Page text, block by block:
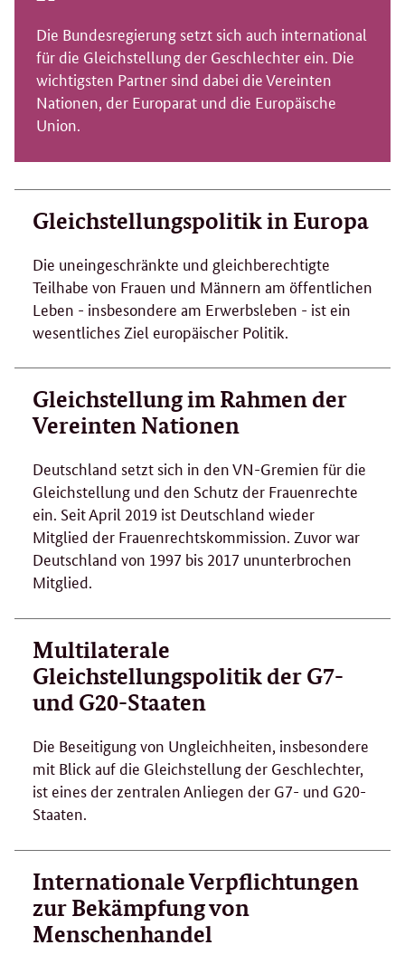
Die Bundesregierung setzt sich auch international
für die Gleichstellung der Geschlechter ein. Die
wichtigsten Partner sind dabei die Vereinten
Nationen, der Europarat und die Europäische
Union.
Gleichstellungspolitik in Europa
Die uneingeschränkte und gleichberechtigte
Teilhabe von Frauen und Männern am öffentlichen
Leben - insbesondere am Erwerbsleben - ist ein
wesentliches Ziel europäischer Politik.
Gleichstellung im Rahmen der
Vereinten Nationen
Deutschland setzt sich in den VN-Gremien für die
Gleichstellung und den Schutz der Frauenrechte
ein. Seit April 2019 ist Deutschland wieder
Mitglied der Frauenrechtskommission. Zuvor war
Deutschland von 1997 bis 2017 ununterbrochen
Mitglied.
Multilaterale
Gleichstellungspolitik der G7-
und G20-Staaten
Die Beseitigung von Ungleichheiten, insbesondere
mit Blick auf die Gleichstellung der Geschlechter,
ist eines der zentralen Anliegen der G7- und G20-
Staaten.
Internationale Verpflichtungen
zur Bekämpfung von
Menschenhandel